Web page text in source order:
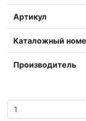
Артикул
Каталожный
Производитель